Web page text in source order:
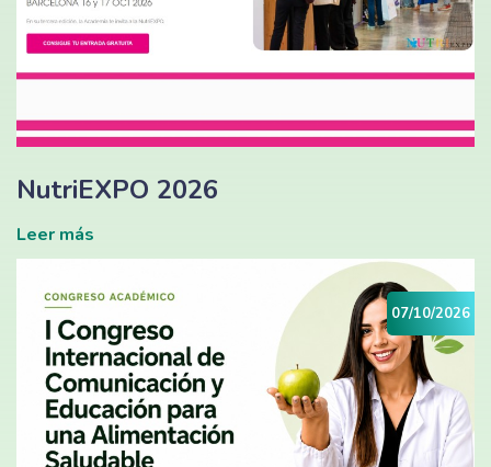
NutriEXPO 2026
Leer más
07/10/2026